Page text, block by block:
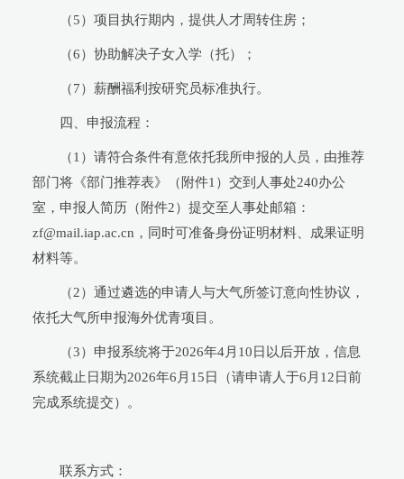
（5）项目执行期内，提供人才周转住房；
（6）协助解决子女入学（托）；
（7）薪酬福利按研究员标准执行。
四、申报流程：
（1 ）请符合条件有意依托我所申报的人员，由推荐
部门将《部门推荐表》（附件1）交到人事处240办公
室，申报人简历（附件2）提交至人事处邮箱：
zf@mail.iap.ac.cn，同时可准备身份证明材料、成果证明
材料等。
（2）通过遴选的申请人与大气所签订意向性协议，
依托大气所申报海外优青项目。
（3）申报系统将于2026年4月10日以后开放，信息
系统截止日期为2026年6月15日（请申请人于6月12日前
完成系统提交）。
联系方式：